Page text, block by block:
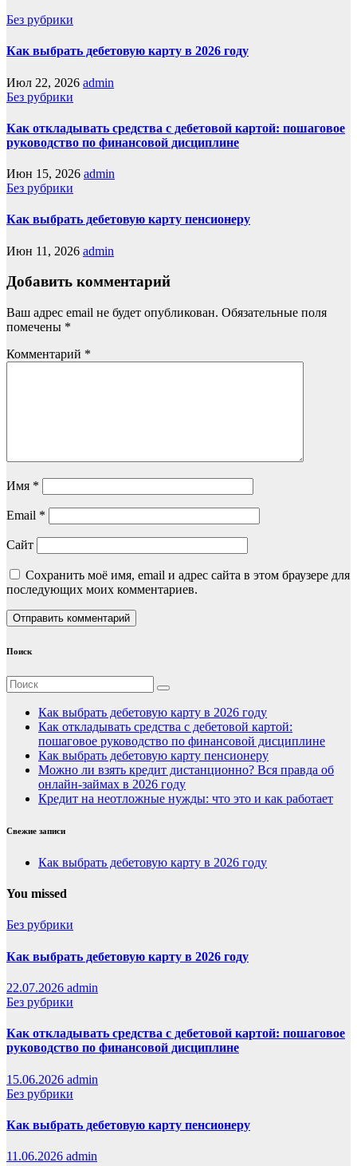
Без рубрики
Как выбрать дебетовую карту в 2026 году
Июл 22, 2026 admin
Без рубрики
Как откладывать средства с дебетовой картой: пошаговое
руководство по финансовой дисциплине
Июн 15, 2026 admin
Без рубрики
Как выбрать дебетовую карту пенсионеру
Июн 11, 2026 admin
Добавить комментарий
Ваш адрес email не будет опубликован. Обязательные поля
помечены *
Комментарий *
Имя *
Email *
Сайт
Сохранить моё имя, email и адрес сайта в этом браузере для
последующих моих комментариев.
Поиск
Как выбрать дебетовую карту в 2026 году
Как откладывать средства с дебетовой картой:
пошаговое руководство по финансовой дисциплине
Как выбрать дебетовую карту пенсионеру
Можно ли взять кредит дистанционно? Вся правда об
онлайн-займах в 2026 году
Кредит на неотложные нужды: что это и как работает
Свежие записи
Как выбрать дебетовую карту в 2026 году
You missed
Без рубрики
Как выбрать дебетовую карту в 2026 году
22.07.2026 admin
Без рубрики
Как откладывать средства с дебетовой картой: пошаговое
руководство по финансовой дисциплине
15.06.2026 admin
Без рубрики
Как выбрать дебетовую карту пенсионеру
11.06.2026 admin